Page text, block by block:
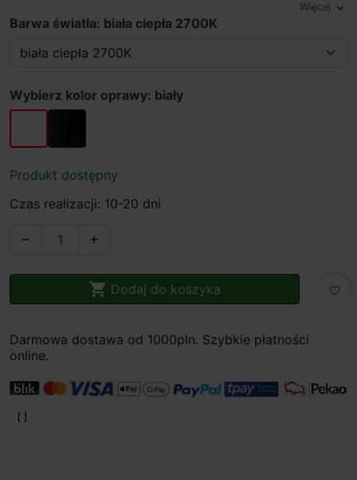
Więcej expand_more
Barwa światła: biała ciepła 2700K
Wybierz kolor oprawy: biały
biały czarny
Produkt dostępny
Czas realizacji: 10-20 dni
 
 Dodaj do koszyka favorite_border
Darmowa dostawa od 1000pln. Szybkie płatności
online.